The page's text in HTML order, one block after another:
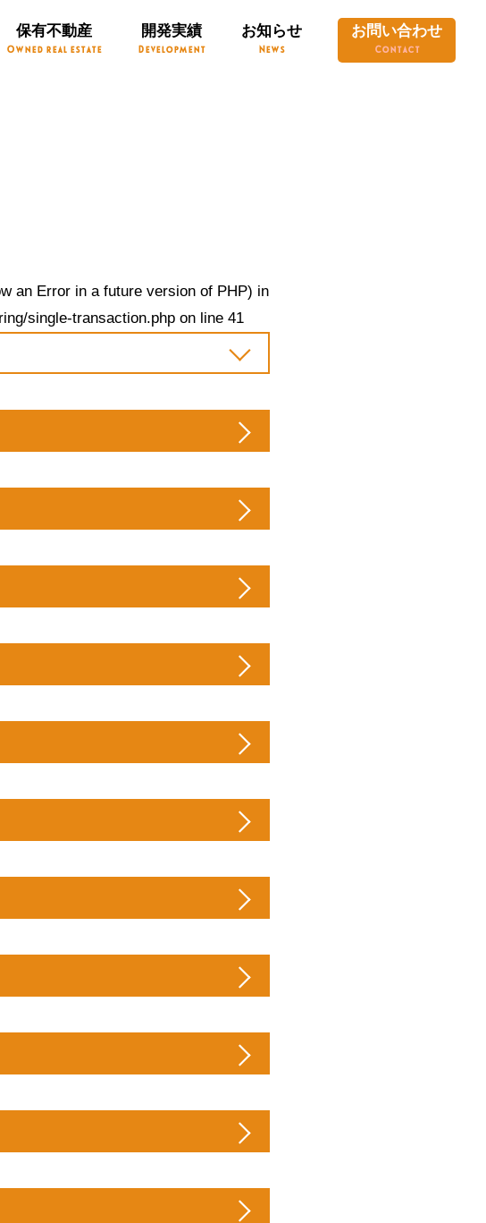
保有不動産
Owned real estate
開発実績
Development
お知らせ
News
お問い合わせ
Contact
an Error in a future version of PHP) in
single-transaction.php on line 41